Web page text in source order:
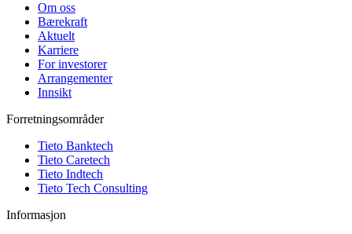
Om oss
Bærekraft
Aktuelt
Karriere
For investorer
Arrangementer
Innsikt
Forretningsområder
Tieto Banktech
Tieto Caretech
Tieto Indtech
Tieto Tech Consulting
Informasjon